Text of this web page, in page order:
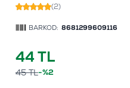
(2)
BARKOD: 8681299609116
44TL
45TL-%2